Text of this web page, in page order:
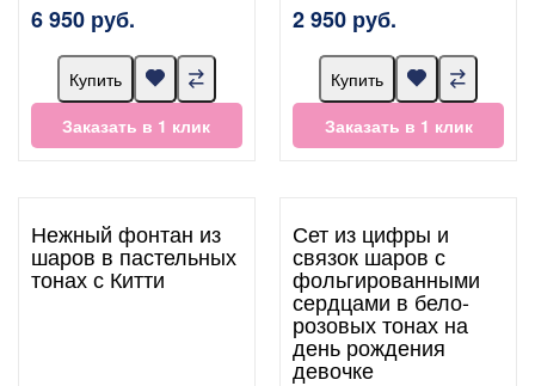
6 950 руб.
Купить
Заказать в 1 клик
2 950 руб.
Купить
Заказать в 1 клик
Нежный фонтан из
шаров в пастельных
тонах с Китти
Сет из цифры и
связок шаров с
фольгированными
сердцами в бело-
розовых тонах на
день рождения
девочке